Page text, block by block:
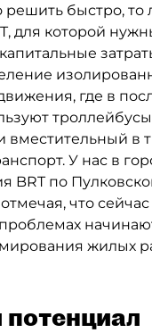
решить быстро, то
для которой
где в
вместительный в
У нас в
BRT по
что сейчас
жилых